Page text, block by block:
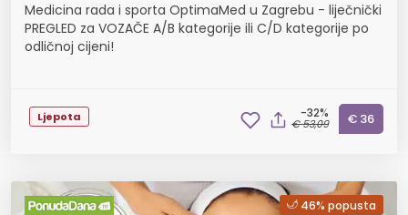
Medicina rada i sporta OptimaMed u Zagrebu - liječnički
PREGLED za VOZAČE A/B kategorije ili C/D kategorije po
odličnoj cijeni!
Ljepota -32%
€ 53,09 € 36
46% popusta